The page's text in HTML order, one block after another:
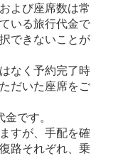
よび座席数は常
いる旅行代金で
できないことが
なく予約完了時
だいた座席をご
です。
すが、手配を確
路それぞれ、乗